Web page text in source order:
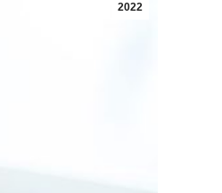
2022